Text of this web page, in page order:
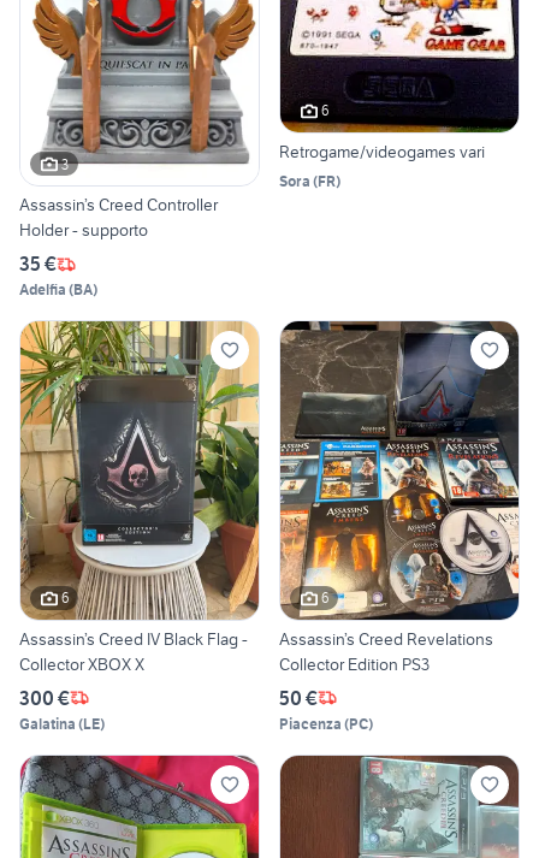
3
Assassin’s Creed Controller
Holder - supporto
35 €
Adelfia (BA)
6
Retrogame/videogames vari
Sora (FR)
6
Assassin’s Creed IV Black Flag -
Collector XBOX X
300 €
Galatina (LE)
6
Assassin’s Creed Revelations
Collector Edition PS3
50 €
Piacenza (PC)